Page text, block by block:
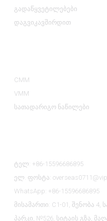
გადაწყვეტილებები
დაგვიკავშირდით
CMM
VMM
სათადარიგო ნაწილები
ტელ: +86-15596686895
ელ. ფოსტა:
WhatsApp: +86-15596686895
მისამართი: C1-01, შენობა
პარკი, №526, სიტაის გზა,